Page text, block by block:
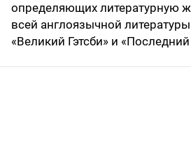
определяющих литературную
всей англоязычной
«Великий Гэтсби» и